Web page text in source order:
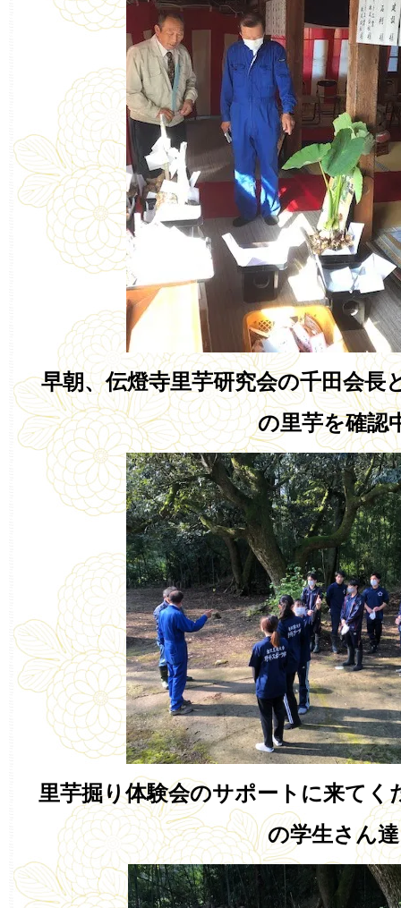
早朝、伝燈寺里芋研究会の千田会
の里芋を確認
里芋掘り体験会のサポートに来て
の学生さん達